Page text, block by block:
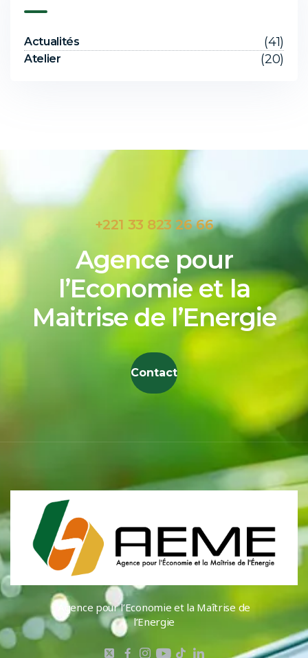
Actualités (41)
Atelier (20)
+221 33 823 26 66
Agence pour
l’Economie et la
Maitrise de l’Energie
Contact
Agence pour l’Economie et la Maîtrise de
l’Energie